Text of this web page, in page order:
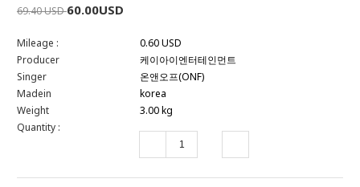
69.40 USD60.00USD
Mileage :
0.60 USD
Producer
케이아이엔터테인먼트
Singer
온앤오프(ONF)
Madein
korea
Weight
3.00 kg
Quantity :